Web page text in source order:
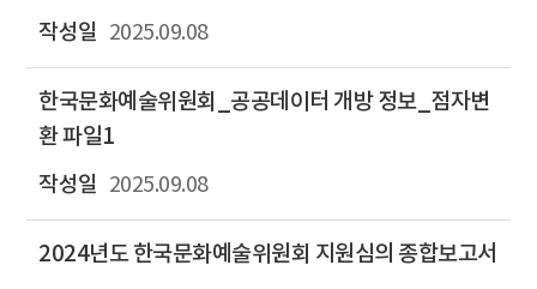
2025.09.08
한국문화예술위원회_공공데이터 개방 정보_점자변
환 파일1
2025.09.08
2024년도 한국문화예술위원회 지원심의 종합보고서